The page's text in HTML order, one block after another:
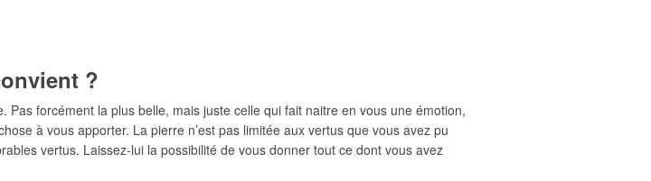
?
forcément la plus belle, mais juste celle qui fait naitre en vous une émotion,
à vous apporter. La pierre n’est pas limitée aux vertus que vous avez pu
vertus. Laissez-lui la possibilité de vous donner tout ce dont vous avez